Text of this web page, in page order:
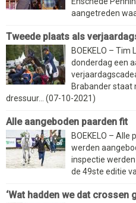
aangetreden
Tweede plaats als
BOEKELO –
donderdag een
Brabander staat
dressuur... (07-10-2021)
Alle aangeboden paarden fit
BOEKELO –
werden
inspectie
de 49ste editie
‘Wat hadden we dat crossen